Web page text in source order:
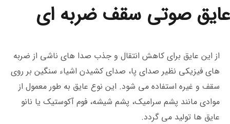
عایق صوتی سقف ضربه ‌ای
از این عایق برای کاهش انتقال و جذب صدا های ناشی از ضربه
‌های فیزیکی نظیر صدای پا، صدای کشیدن اشیاء سنگین بر روی
سقف و غیره استفاده می ‌شود. این نوع عایق به طور معمول از
موادی مانند پشم سرامیک، پشم شیشه، فوم آکوستیک یا نانو
عایق ها تولید می گردد.